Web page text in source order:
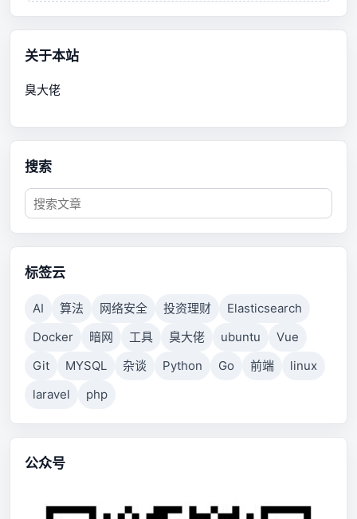
关于本站
臭大佬
搜索
标签云
AI 算法 网络安全 投资理财
Elasticsearch
Docker
暗网 工具 臭大佬 ubuntu
Vue
Git
MYSQL 杂谈 Python Go 前端
linux
laravel
php
公众号